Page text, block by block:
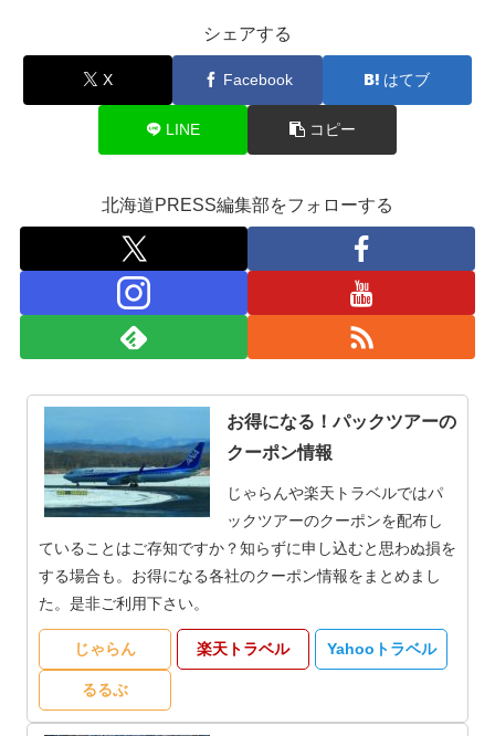
シェアする
X Facebook はてブ
LINE コピー
北海道PRESS編集部をフォローする
お得になる！パックツアーの
クーポン情報
じゃらんや楽天トラベルではパ
ックツアーのクーポンを配布し
ていることはご存知ですか？知らずに申し込むと思わぬ損を
する場合も。お得になる各社のクーポン情報をまとめまし
た。是非ご利用下さい。
じゃらん 楽天トラベル Yahooトラベル
るるぶ